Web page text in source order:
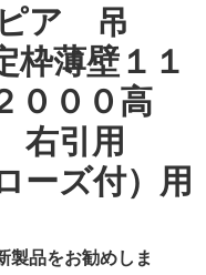
ア 吊
薄壁１１
０００高
右引用
ーズ付）用
品をお勧めしま